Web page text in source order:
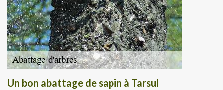
Un bon abattage de sapin à Tarsul